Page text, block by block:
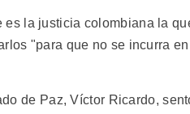
la justicia colombiana la
"para que no se incurra
de Paz, Víctor Ricardo,